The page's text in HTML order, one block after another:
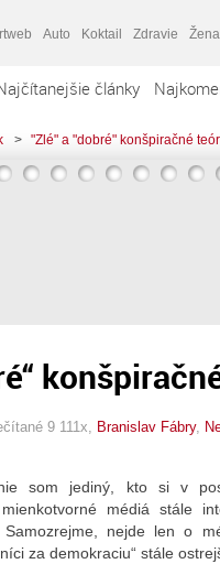
Auto Koktail Zdravie Žena
články
> "Zlé" a "dobré" konšpiračné
9 111x, Branislav Fábry,
som jediný, kto si v
médiá stále
Samozrejme, nejde len o
za demokraciu“ stále